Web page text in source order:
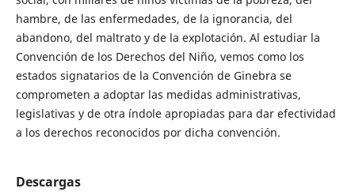
hambre, de las enfermedades, de la ignorancia, del
abandono, del maltrato y de la explotación. Al estudiar la
Convención de los Derechos del Niño, vemos como los
estados signatarios de la Convención de Ginebra se
comprometen a adoptar las medidas administrativas,
legislativas y de otra índole apropiadas para dar efectividad
a los derechos reconocidos por dicha convención.
Descargas